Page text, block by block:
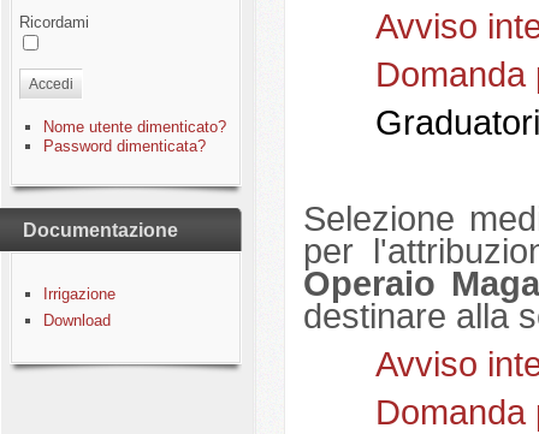
Ricordami
Accedi
Nome utente dimenticato?
Password dimenticata?
Documentazione
Irrigazione
Download
Avviso
Domanda
Selezione
per
Operaio
destinare alla
Avviso
Domanda